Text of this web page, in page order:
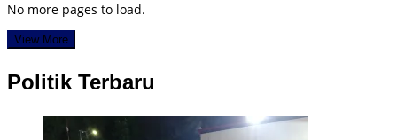
No more pages to load.
View More
Politik Terbaru